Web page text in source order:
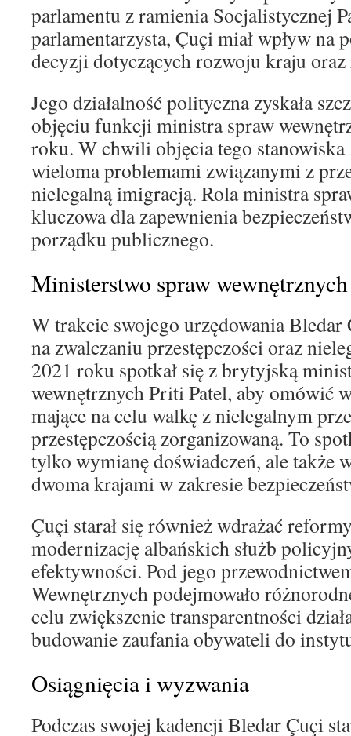
parlamentu z ramienia Socjalistycznej
parlamentarzysta, Çuçi miał wpływ na
decyzji dotyczących rozwoju kraju oraz
Jego działalność polityczna zyskała
objęciu funkcji ministra spraw
roku. W chwili objęcia tego stanowiska
wieloma problemami związanymi z
nielegalną imigracją. Rola ministra
kluczowa dla zapewnienia
porządku publicznego.
Ministerstwo spraw wewnętrznych
W trakcie swojego urzędowania Bledar
na zwalczaniu przestępczości oraz
2021 roku spotkał się z brytyjską
wewnętrznych Priti Patel, aby omówić
mające na celu walkę z nielegalnym
przestępczością zorganizowaną. To
tylko wymianę doświadczeń, ale także
dwoma krajami w zakresie
Çuçi starał się również wdrażać
modernizację albańskich służb
efektywności. Pod jego
Wewnętrznych podejmowało
celu zwiększenie transparentności
budowanie zaufania obywateli do
Osiągnięcia i wyzwania
Podczas swojej kadencji Bledar Çuçi